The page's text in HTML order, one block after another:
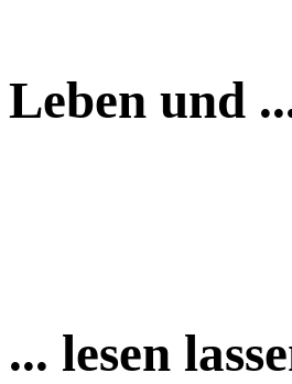
Leben und
... lesen